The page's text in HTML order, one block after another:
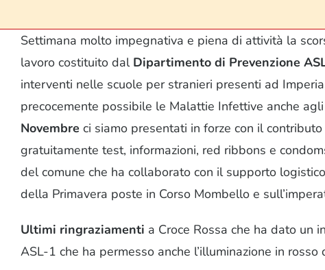
Settimana molto impegnativa e piena di attività la
lavoro costituito dal Dipartimento di Prevenzione
interventi nelle scuole per stranieri presenti ad
precocemente possibile le Malattie Infettive anche
Novembre ci siamo presentati in forze con il
gratuitamente test, informazioni, red ribbons e
del comune che ha collaborato con il supporto
della Primavera poste in Corso Mombello e
Ultimi ringraziamenti a Croce Rossa che ha dato un
ASL-1 che ha permesso anche l’illuminazione in rosso